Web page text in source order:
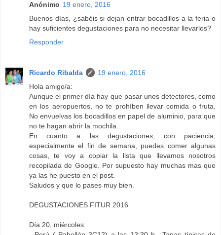
Anónimo 19 enero, 2016
Buenos días, ¿sabéis si dejan entrar bocadillos a la feria o
hay suficientes degustaciones para no necesitar llevarlos?
Responder
Ricardo Ribalda
19 enero, 2016
Hola amigo/a:
Aunque el primer día hay que pasar unos detectores, como
en los aeropuertos, no te prohíben llevar comida o fruta.
No envuelvas los bocadillos en papel de aluminio, para que
no te hagan abrir la mochila.
En cuanto a las degustaciones, con paciencia,
especialmente el fin de semana, puedes comer algunas
cosas, te voy a copiar la lista que llevamos nosotros
recopilada de Google. Por supuesto hay muchas mas que
ya las he puesto en el post.
Saludos y que lo pases muy bien.
DEGUSTACIONES FITUR 2016
Día 20, miércoles: